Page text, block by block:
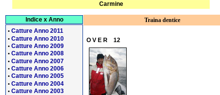
Indice x Anno
• Catture Anno 2011
• Catture Anno 2010
• Catture Anno 2009
• Catture Anno 2008
• Catture Anno 2007
• Catture Anno 2006
• Catture Anno 2005
• Catture Anno 2004
• Catture Anno 2003
Traina dentice
O V E R 12
Carmine